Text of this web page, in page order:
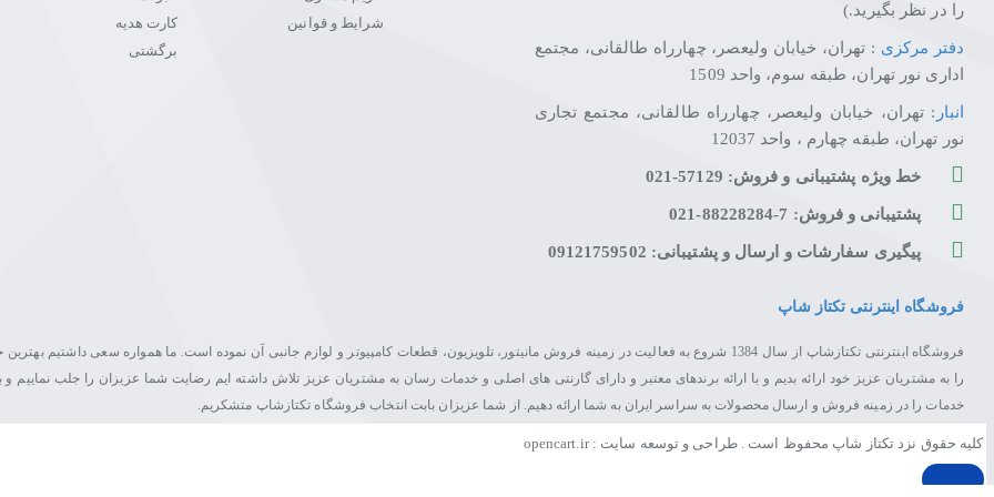
را در نظر بگیرید.)
دفتر مرکزی : تهران، خیابان ولیعصر، چهارراه طالقانی، مجتمع
اداری نور تهران، طبقه سوم، واحد 1509
انبار : تهران، خیابان ولیعصر، چهارراه طالقانی، مجتمع تجاری
نور تهران، طبقه چهارم ، واحد 12037
خط ویژه پشتیبانی و فروش: 57129-021
پشتیبانی و فروش: 7-88228284-021
پیگیری سفارشات و ارسال و پشتیبانی: 09121759502
شرایط و قوانین
کارت هدیه
برگشتی
فروشگاه اینترنتی تکتاز شاپ
فروشگاه اینترنتی تکتازشاپ از سال 1384 شروع به فعالیت در زمینه فروش مانیتور، تلویزیون، قطعات کامپیوتر و لوازم جانبی آن نموده است. ما همواره سعی داشتیم
را به مشتریان عزیز خود ارائه بدیم و با ارائه برندهای معتبر و دارای گارنتی های اصلی و خدمات رسان به مشتریان عزیز تلاش داشته ایم رضایت شما عزیزان را جلب نماییم و
خدمات را در زمینه فروش و ارسال محصولات به سراسر ایران به شما ارائه دهیم. از شما عزیزان بابت انتخاب فروشگاه تکتازشاپ متشکریم.
کلیه حقوق نزد تکتاز شاپ محفوظ است . طراحی و توسعه سایت : opencart.ir